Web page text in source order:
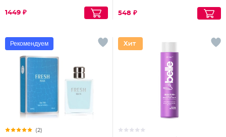
1449 ₽ 548 ₽
Рекомендуем
(2)